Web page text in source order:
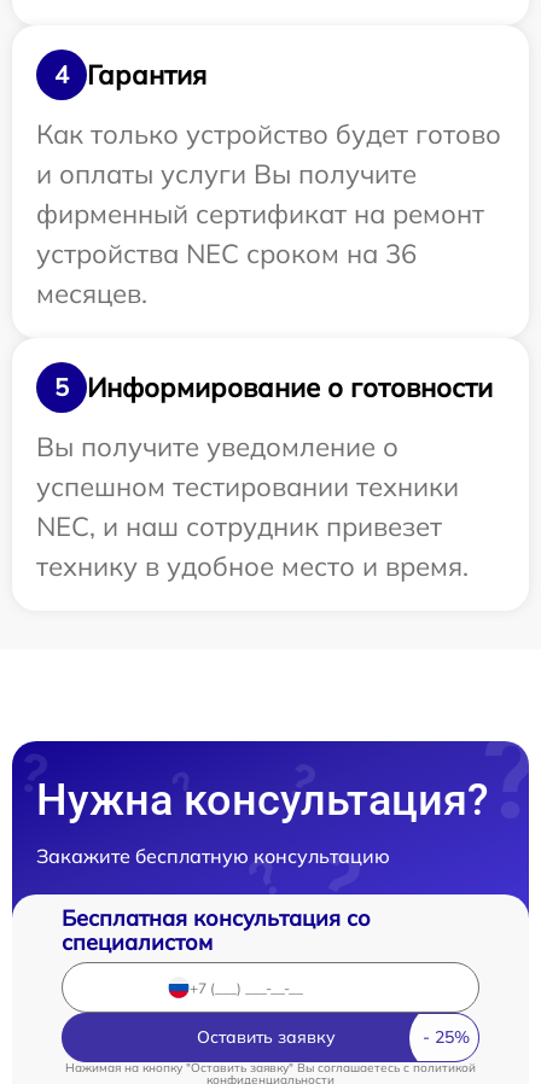
4
Гарантия
Как только устройство будет готово
и оплаты услуги Вы получите
фирменный сертификат на ремонт
устройства NEC сроком на 36
месяцев.
5
Информирование о готовности
Вы получите уведомление о
успешном тестировании техники
NEC, и наш сотрудник привезет
технику в удобное место и время.
Нужна консультация?
Закажите бесплатную консультацию
Бесплатная консультация со
специалистом
Оставить заявку
Нажимая на кнопку "Оставить заявку" Вы соглашаетесь c политикой
конфиденциальности